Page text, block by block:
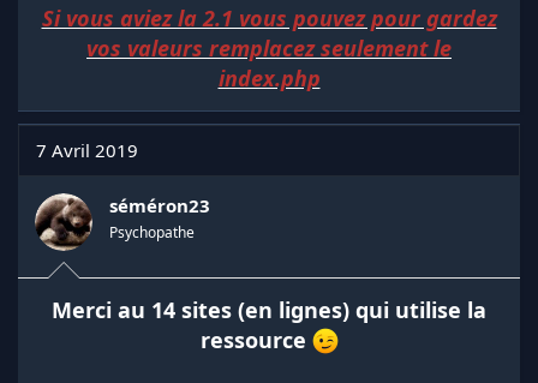
Si vous aviez la 2.1 vous pouvez pour gardez
vos valeurs remplacez seulement le
index.php
7 Avril 2019
séméron23
Psychopathe
Merci au 14 sites (en lignes) qui utilise la
ressource